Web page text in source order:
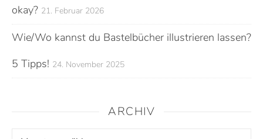
okay? 21. Februar 2026
Wie/Wo kannst du Bastelbücher illustrieren lassen?
5 Tipps! 24. November 2025
ARCHIV